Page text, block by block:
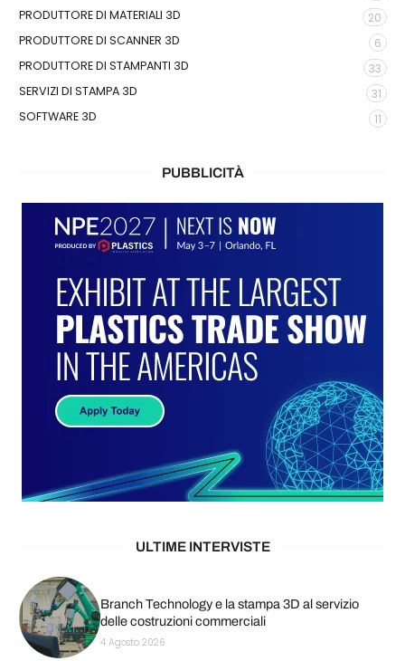
PRODUTTORE DI MATERIALI 3D
20
PRODUTTORE DI SCANNER 3D
6
PRODUTTORE DI STAMPANTI 3D
33
SERVIZI DI STAMPA 3D
31
SOFTWARE 3D
11
PUBBLICITÀ
ULTIME INTERVISTE
Branch Technology e la stampa 3D al servizio
delle costruzioni commerciali
4 Agosto 2026